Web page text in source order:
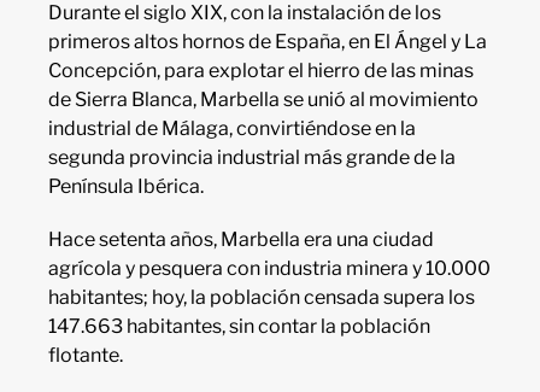
Durante el siglo XIX, con la instalación de los
primeros altos hornos de España, en El Ángel y La
Concepción, para explotar el hierro de las minas
de Sierra Blanca, Marbella se unió al movimiento
industrial de Málaga, convirtiéndose en la
segunda provincia industrial más grande de la
Península Ibérica.
Hace setenta años, Marbella era una ciudad
agrícola y pesquera con industria minera y 10.000
habitantes; hoy, la población censada supera los
147.663 habitantes, sin contar la población
flotante.